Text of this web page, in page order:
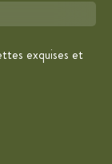
exquises et